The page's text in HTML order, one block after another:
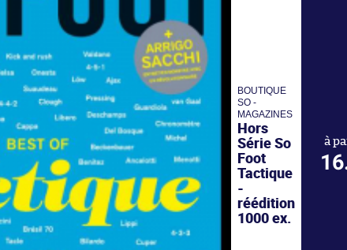
BOUTIQUE
SO -
MAGAZINES
Hors
Série So
Foot
Tactique
-
réédition
1000 ex.
à